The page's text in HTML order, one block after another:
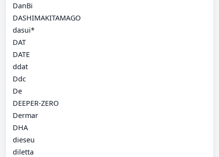
DanBi
DASHIMAKITAMAGO
dasui*
DAT
DATE
ddat
Ddc
De
DEEPER-ZERO
Dermar
DHA
dieseu
diletta